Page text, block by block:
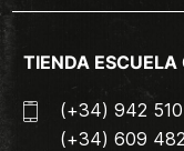
TIENDA
(+34) 942
(+34) 609